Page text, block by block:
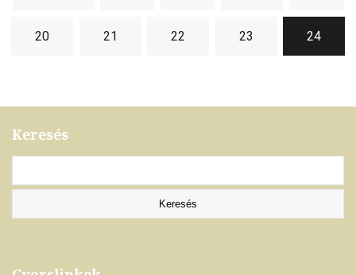
20 21 22 23 24
Keresés